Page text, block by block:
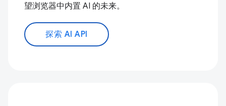
望浏览器中内置 AI 的未来。
探索 AI API